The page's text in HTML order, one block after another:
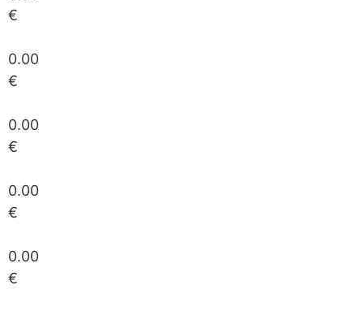
€
0.00
€
0.00
€
0.00
€
0.00
€